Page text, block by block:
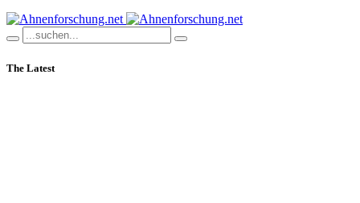
The Latest